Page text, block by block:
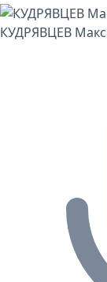
КУДРЯВЦЕВ